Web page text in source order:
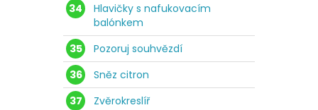
34
Hlavičky s nafukovacím
balónkem
35
Pozoruj souhvězdí
36
Sněz citron
37
Zvěrokreslíř